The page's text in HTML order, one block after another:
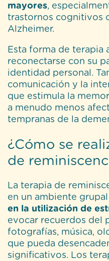
mayores,
trastornos cognitivos
Alzheimer.
Esta forma de terapia
reconectarse con su
identidad personal.
comunicación y la
que estimula la
a menudo menos
tempranas de la
¿Cómo se
de
La terapia de
en un ambiente
en la utilización de
evocar recuerdos del
fotografías, música,
que pueda
significativos. Los